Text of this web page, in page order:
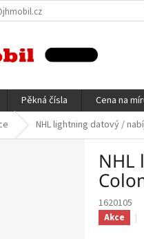
Pěkná čísla Cena na
NHL lightning datový /
NHL
1620105
Akce